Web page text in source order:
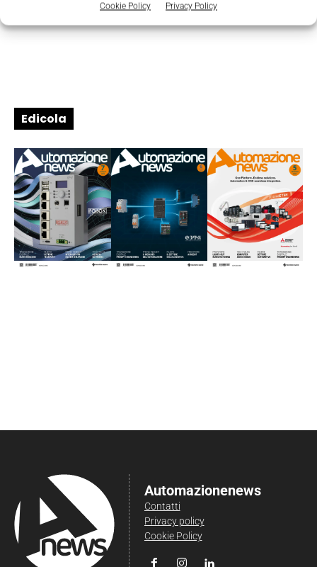
Cookie Policy Privacy Policy
Edicola
Automazionenews
Contatti
Privacy policy
Cookie Policy